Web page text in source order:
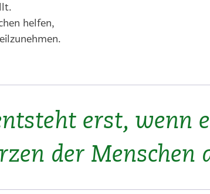
helfen,
erst, wenn
der Menschen